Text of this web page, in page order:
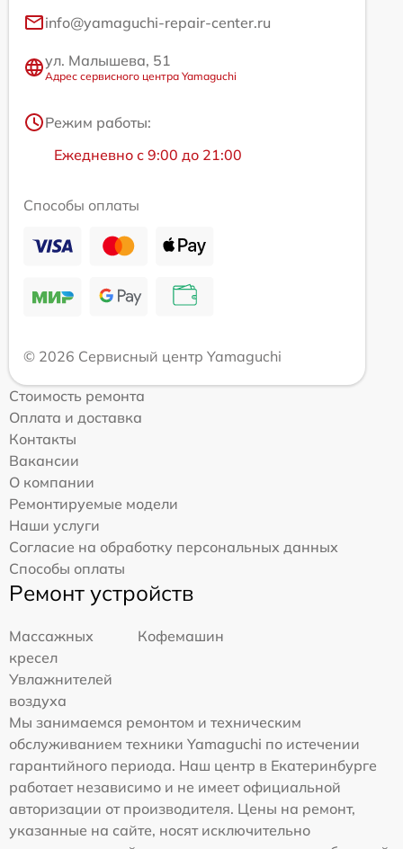
info@yamaguchi-repair-center.ru
ул. Малышева, 51
Адрес сервисного центра Yamaguchi
Режим работы:
Ежедневно с 9:00 до 21:00
Способы оплаты
© 2026 Сервисный центр Yamaguchi
Стоимость ремонта
Оплата и доставка
Контакты
Вакансии
О компании
Ремонтируемые модели
Наши услуги
Согласие на обработку персональных данных
Способы оплаты
Ремонт устройств
Массажных
кресел
Кофемашин
Увлажнителей
воздуха
Мы занимаемся ремонтом и техническим
обслуживанием техники Yamaguchi по истечении
гарантийного периода. Наш центр в Екатеринбурге
работает независимо и не имеет официальной
авторизации от производителя. Цены на ремонт,
указанные на сайте, носят исключительно